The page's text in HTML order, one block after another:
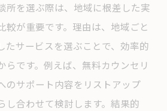
の信頼性が婚活成果に影響する
信用度がパートナー選びの鍵
所を選ぶ際は、地域に根差した実
較が重要です。理由は、地域ごと
たサービスを選ぶことで、効率的
らです。例えば、無料カウンセリ
のサポート内容をリストアップ
し合わせて検討します。結果的